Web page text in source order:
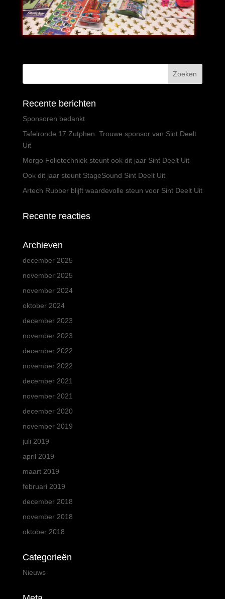
Recente berichten
Sponsoren bedankt
Tafelronde 17 Zutphen: Trouwe sponsor van Sint Deelt
Uit
Morgo Folietechniek steunt ook dit jaar Sint Deelt Uit
Ook dit jaar steunt StageSound Sint Deelt Uit
Artech Rubber blijft waardevolle steun voor Sint Deelt Uit
Recente reacties
Archieven
december 2025
november 2025
november 2024
oktober 2024
december 2023
november 2023
december 2022
november 2022
december 2021
november 2021
december 2020
november 2019
juli 2019
april 2019
maart 2019
februari 2019
december 2018
november 2018
oktober 2018
Categorieën
Nieuws